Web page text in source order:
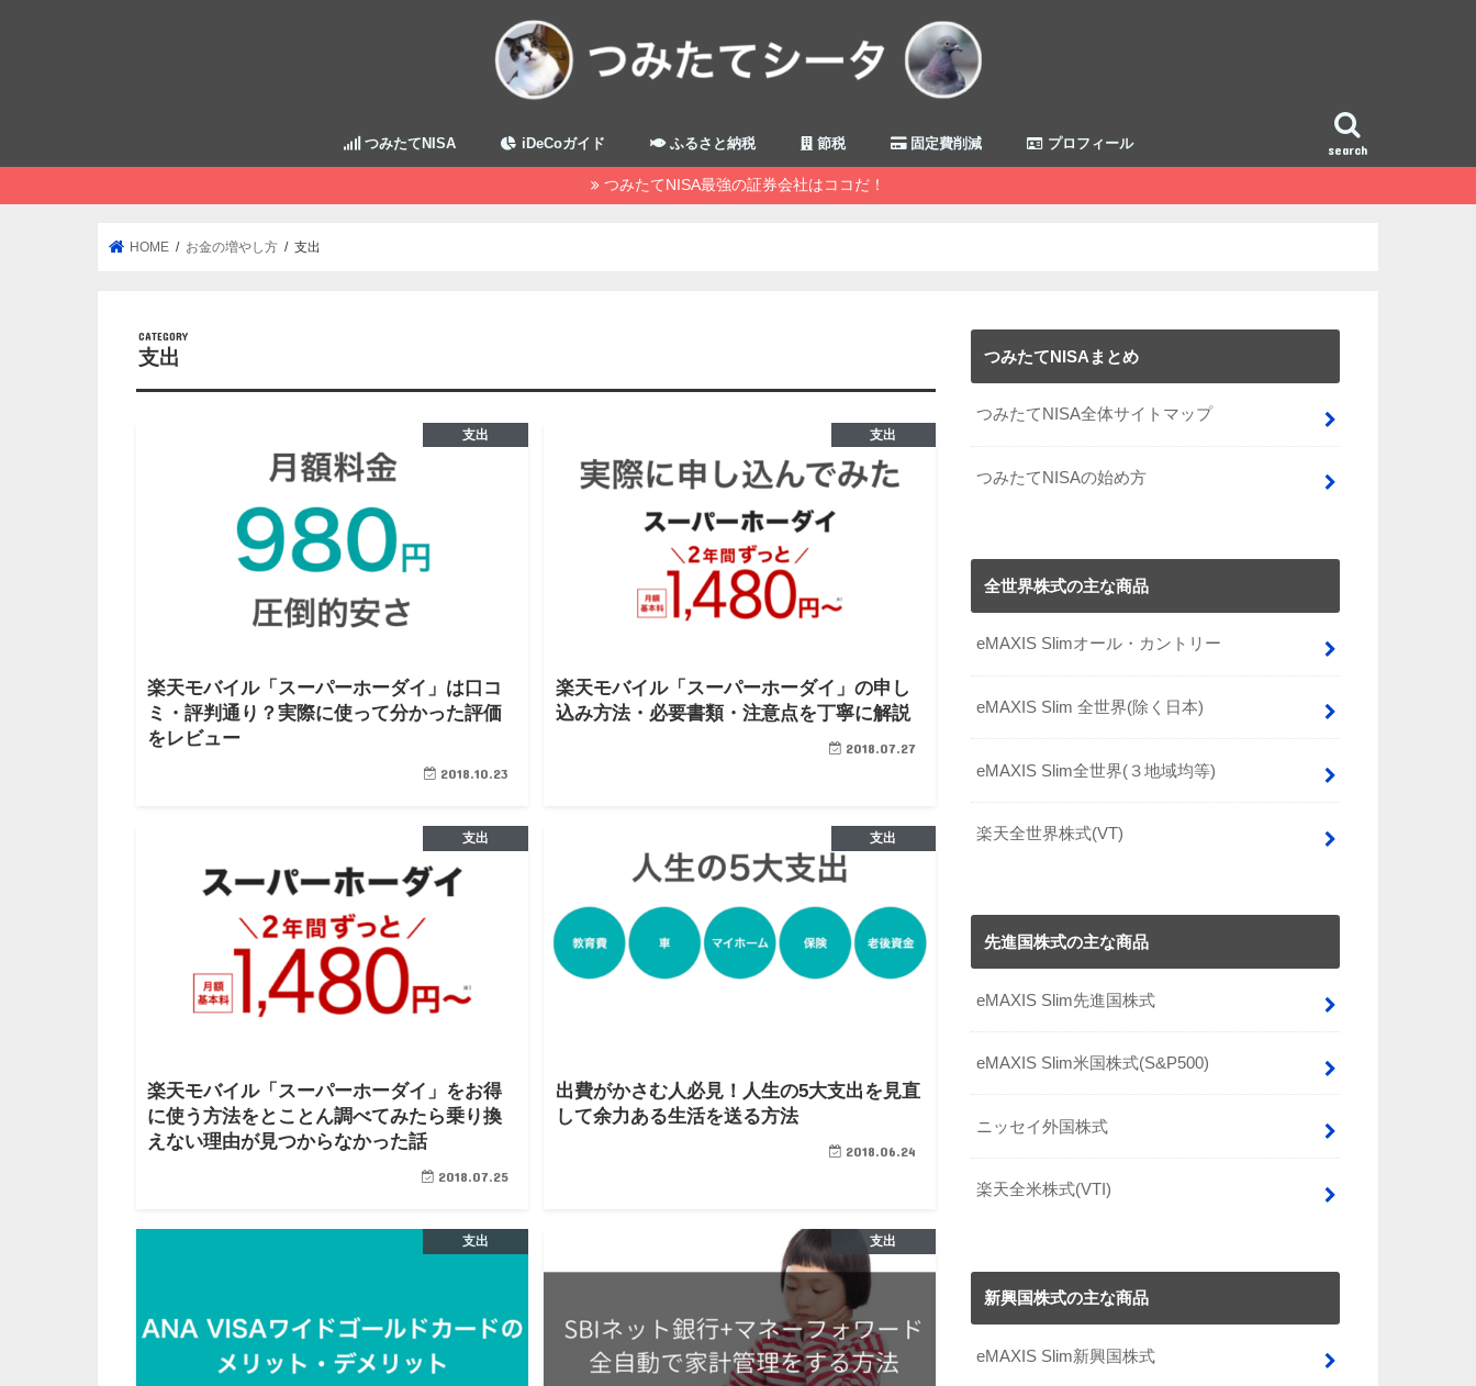
search
つみたてNISA iDeCoガイド ふるさと納税 節税 固定費削減 プロフィール
つみたてNISA最強の証券会社はココだ！
HOME お金の増やし方 支出
支出
支出
楽天モバイル「スーパーホーダイ」は口コ
ミ・評判通り？実際に使って分かった評価
をレビュー
2018.10.23
支出
楽天モバイル「スーパーホーダイ」の申し
込み方法・必要書類・注意点を丁寧に解説
2018.07.27
支出
楽天モバイル「スーパーホーダイ」をお得
に使う方法をとことん調べてみたら乗り換
えない理由が見つからなかった話
2018.07.25
支出
出費がかさむ人必見！人生の5大支出を見直
して余力ある生活を送る方法
2018.06.24
支出 支出
つみたてNISAまとめ
つみたてNISA全体サイトマップ
つみたてNISAの始め方
全世界株式の主な商品
eMAXIS Slimオール・カントリー
eMAXIS Slim 全世界(除く日本)
eMAXIS Slim全世界(３地域均等)
楽天全世界株式(VT)
先進国株式の主な商品
eMAXIS Slim先進国株式
eMAXIS Slim米国株式(S&P500)
ニッセイ外国株式
楽天全米株式(VTI)
新興国株式の主な商品
eMAXIS Slim新興国株式